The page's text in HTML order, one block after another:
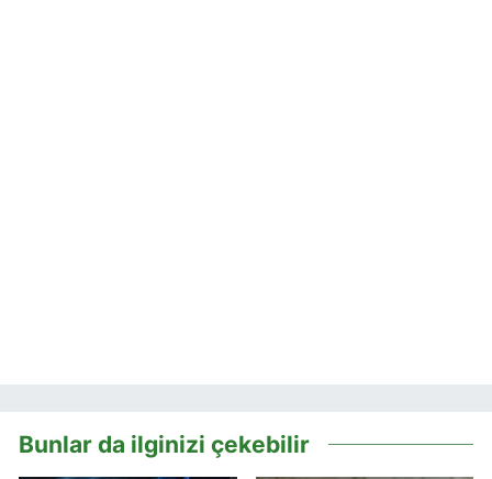
Bunlar da ilginizi çekebilir